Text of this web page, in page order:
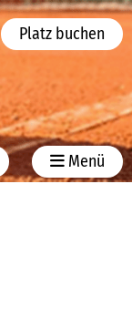
Platz buchen
Menü